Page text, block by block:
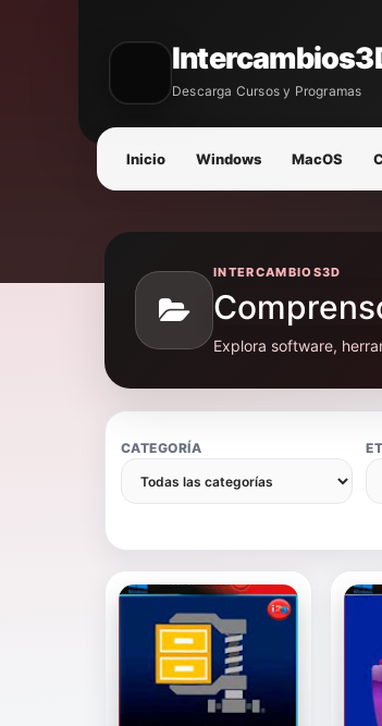
Descarga Cursos y Programas
Inicio Windows MacOS
INTERCAMBIOS3D
Explora software,
CATEGORÍA